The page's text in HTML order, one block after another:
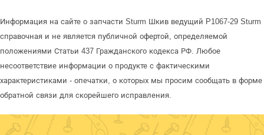
Информация на сайте о запчасти Sturm Шкив ведущий P1067-29 Sturm
справочная и не является публичной офертой, определяемой
положениями Статьи 437 Гражданского кодекса РФ. Любое
несоответствие информации о продукте с фактическими
характеристиками - опечатки, о которых мы просим сообщать в форме
обратной связи для скорейшего исправления.